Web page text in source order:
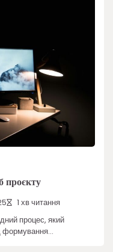
проєкту
1 хв читання
процес, який
формування…